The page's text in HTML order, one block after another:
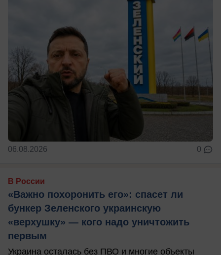
06.08.2026 0
В России
«Важно похоронить его»: спасет ли
бункер Зеленского украинскую
«верхушку» — кого надо уничтожить
первым
Украина осталась без ПВО и многие объекты